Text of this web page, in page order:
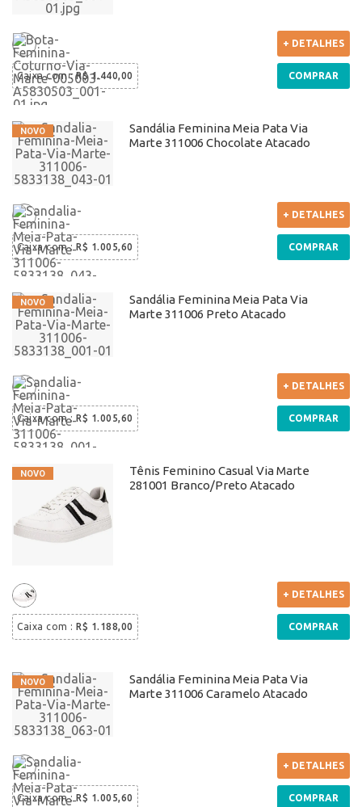
Caixa com:R$ 1.440,00
+ DETALHES
COMPRAR
Sandália Feminina Meia Pata Via
Marte 311006 Chocolate Atacado
Caixa com: R$ 1.005,60
+ DETALHES
COMPRAR
Sandália Feminina Meia Pata Via
Marte 311006 Preto Atacado
Caixa com: R$ 1.005,60
+ DETALHES
COMPRAR
Tênis Feminino Casual Via Marte
281001 Branco/Preto Atacado
Caixa com : R$ 1.188,00
+ DETALHES
COMPRAR
Sandália Feminina Meia Pata Via
Marte 311006 Caramelo Atacado
Caixa com: R$ 1.005,60
+ DETALHES
COMPRAR